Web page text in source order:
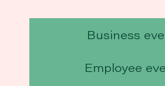
Business
Employee